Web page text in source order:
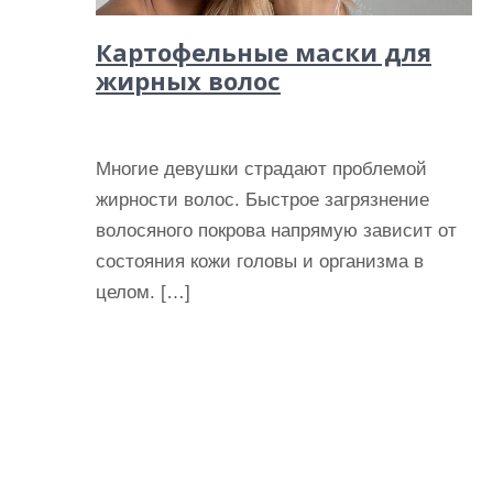
Картофельные маски для
жирных волос
Многие девушки страдают проблемой
жирности волос. Быстрое загрязнение
волосяного покрова напрямую зависит от
состояния кожи головы и организма в
целом. […]